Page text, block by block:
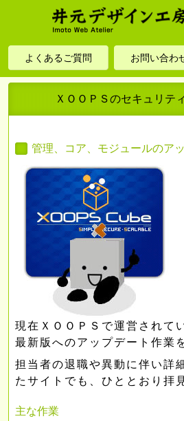
よくあるご質問 お問い合わ
ＸＯＯＰＳのセキュリテ
管理、コア、モジュールのア
現在ＸＯＯＰＳで運営されて
最新版へのアップデート作業
担当者の退職や異動に伴い詳
たサイトでも、ひととおり拝
主な作業